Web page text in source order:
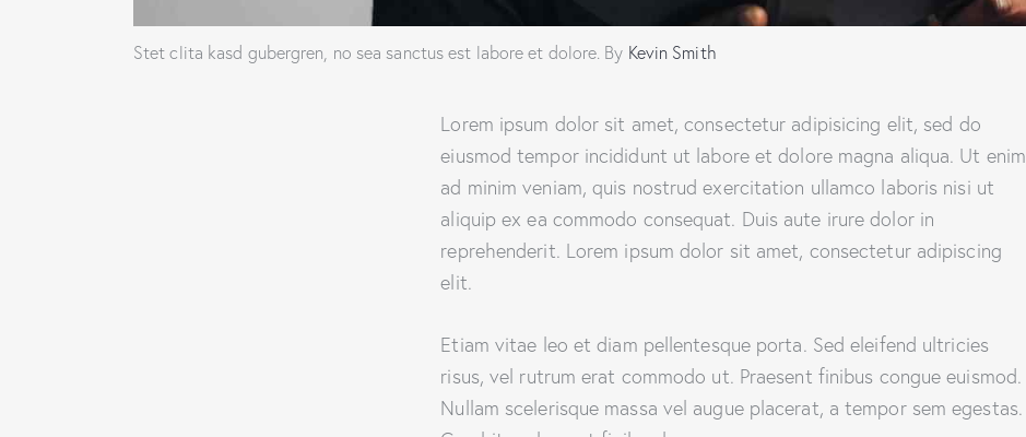
Stet clita kasd gubergren, no sea sanctus est labore et dolore. By Kevin Smith
Lorem ipsum dolor sit amet, consectetur adipisicing elit, sed do
eiusmod tempor incididunt ut labore et dolore magna aliqua. Ut enim
ad minim veniam, quis nostrud exercitation ullamco laboris nisi ut
aliquip ex ea commodo consequat. Duis aute irure dolor in
reprehenderit. Lorem ipsum dolor sit amet, consectetur adipiscing
elit.
Etiam vitae leo et diam pellentesque porta. Sed eleifend ultricies
risus, vel rutrum erat commodo ut. Praesent finibus congue euismod.
Nullam scelerisque massa vel augue placerat, a tempor sem egestas.